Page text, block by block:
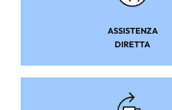
ASSISTENZA
DIRETTA